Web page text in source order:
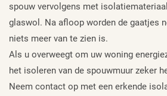
spouw vervolgens met
glaswol. Na afloop worden de gaatjes
niets meer van te zien is.
Als u overweegt om uw woning
het isoleren van de spouwmuur zeker
Neem contact op met een erkende